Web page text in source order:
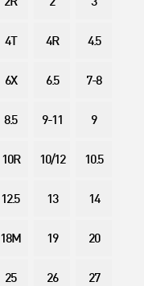
2R 2 3
4T 4R 4.5
6X 6.5 7-8
8.5 9-11 9
10R 10/12 10.5
12.5 13 14
18M 19 20
25 26 27